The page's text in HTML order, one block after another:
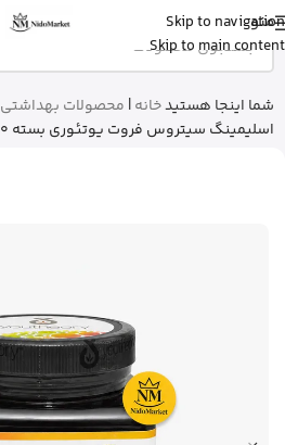
Skip to navigation
Skip to main content
منو
شما اینجا هستیدخانه| محصولات بهداشتی
اسلیمینگ سیتروس فروت یوتئوری بسته 60 عددی
عسلاز تهران
استیک ضد آفتاب نامرئی ایزدین رو خرید
13 دقیقه پیش